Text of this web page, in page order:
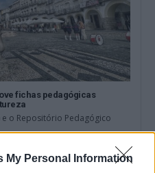
My Personal Information
fichas pedagógicas
e o Repositório Pedagógico